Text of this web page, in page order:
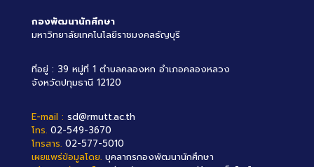
กองพัฒนานักศึกษา
มหาวิทยาลัยเทคโนโลยีราชมงคลธัญบุรี
ที่อยู่ : 39 หมู่ที่ 1 ตำบลคลองหก อำเภอคลองหลวง
จังหวัดปทุมธานี 12120
E-mail : sd@rmutt.ac.th
โทร. 02-549-3670
โทรสาร. 02-577-5010
เผยแพร่ข้อมูลโดย. บุคลากรกองพัฒนานักศึกษา